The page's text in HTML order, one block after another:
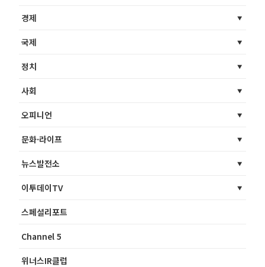
경제
국제
정치
사회
오피니언
문화·라이프
뉴스발전소
이투데이TV
스페셜리포트
Channel 5
위너스IR클럽